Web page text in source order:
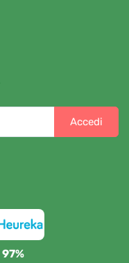
Accedi
97%